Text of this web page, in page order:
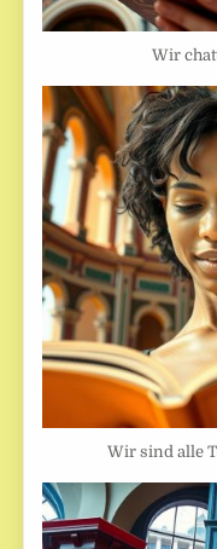
Wir
Wir sind alle